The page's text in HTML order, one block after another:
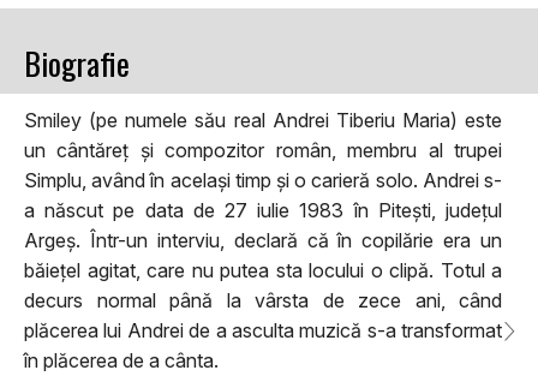
Biografie
Smiley (pe numele său real Andrei Tiberiu Maria) este
un cântăreț și compozitor român, membru al trupei
Simplu, având în același timp și o carieră solo. Andrei s-
a născut pe data de 27 iulie 1983 în Pitești, județul
Argeș. Într-un interviu, declară că în copilărie era un
băiețel agitat, care nu putea sta locului o clipă. Totul a
decurs normal până la vârsta de zece ani, când
plăcerea lui Andrei de a asculta muzică s-a transformat
în plăcerea de a cânta.